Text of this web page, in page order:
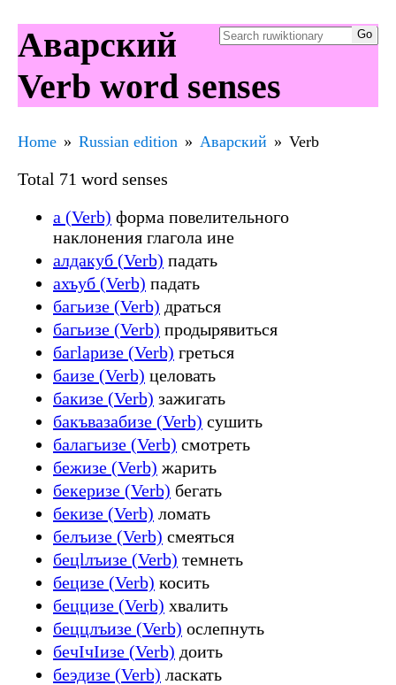
Аварский
Verb word senses
Home Russian edition Аварский Verb
Total 71 word senses
а (Verb) форма повелительного
наклонения глагола ине
алдакуб (Verb) падать
ахъуб (Verb) падать
багьизе (Verb) драться
багьизе (Verb) продырявиться
багӏаризе (Verb) греться
баизе (Verb) целовать
бакизе (Verb) зажигать
бакъвазабизе (Verb) сушить
балагьизе (Verb) смотреть
бежизе (Verb) жарить
бекеризе (Verb) бегать
бекизе (Verb) ломать
белъизе (Verb) смеяться
бецlлъизе (Verb) темнеть
бецизе (Verb) косить
беццизе (Verb) хвалить
беццлъизе (Verb) ослепнуть
бечІчІизе (Verb) доить
беэдизе (Verb) ласкать